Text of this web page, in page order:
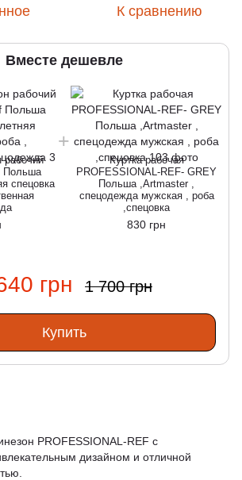
К сравнению
Вместе дешевле
рабочий
Польша
спецовка
Куртка рабочая
PROFESSIONAL-REF- GREY
Польша ,Artmaster ,
спецодежда мужская , роба
,спецовка
830 грн
грн 1 700 грн
Купить
PROFESSIONAL-REF с
дизайном и отличной